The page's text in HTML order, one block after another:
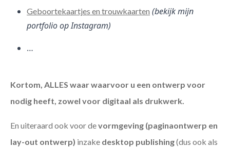
Geboortekaartjes en trouwkaarten (bekijk mijn
portfolio op Instagram)
…
Kortom, ALLES waar waarvoor u een ontwerp voor
nodig heeft, zowel voor digitaal als drukwerk.
En uiteraard ook voor devormgeving (paginaontwerp en
lay-out ontwerp) inzake desktop publishing(dus ook als